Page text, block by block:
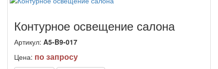
Контурное освещение салона
Артикул: A5-B9-017
Цена: по запросу